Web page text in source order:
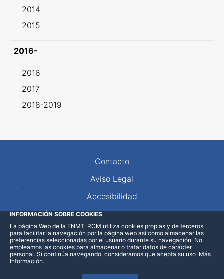
2014
2015
2016-
2016
2017
2018-2019
Contacto
Aviso Legal
Accesibilidad
Mapa Web
INFORMACIÓN SOBRE COOKIES
La página Web de la FNMT-RCM utiliza cookies propias y de terceros
para facilitar la navegación por la página web así como almacenar las
preferencias seleccionadas por el usuario durante su navegación. No
empleamos las cookies para almacenar o tratar datos de carácter
personal. Si continúa navegando, consideramos que acepta su uso .Más
Información.